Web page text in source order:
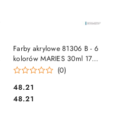
Farby akrylowe 81306 B - 6
kolorów MARIES 30ml 170-
2153
(0)
Cena:
48.21
Cena:
48.21
DO KOSZYKA